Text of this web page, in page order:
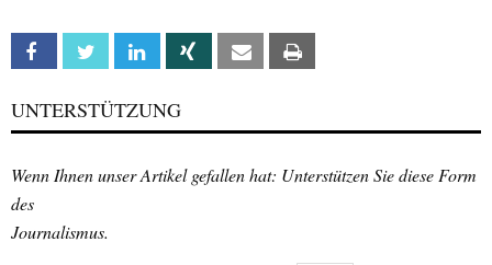
Facebook Twitter Linkedin Xing Email
UNTERSTÜTZUNG
Wenn Ihnen unser Artikel gefallen hat: Unterstützen Sie diese Form
des
Journalismus.